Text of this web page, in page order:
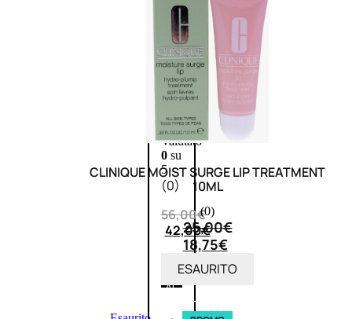
Fragranze
Nature
Donna
L’OCCITANE
EDT
VERBENA
1
Valutato
0su
5
(0)
56,00€
42,00€
AGGIUNGI
AL
CARRELLO
CLINIQUE MOIST SURGE LIP TREATMENT
10ML
(0)
25,00€
18,75€
ESAURITO